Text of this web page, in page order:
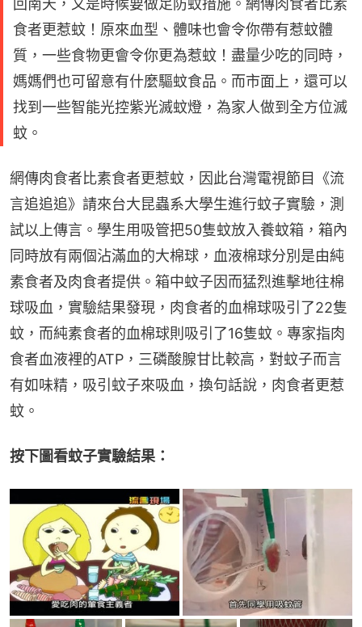
食者更惹蚊！原來血型、體味也會令你帶有惹蚊體
質，一些食物更會令你更為惹蚊！盡量少吃的同時，
媽媽們也可留意有什麼驅蚊食品。而市面上，還可以
找到一些智能光控紫光滅蚊燈，為家人做到全方位滅
蚊。
網傳肉食者比素食者更惹蚊，因此台灣電視節目《流
言追追追》請來台大昆蟲系大學生進行蚊子實驗，測
試以上傳言。學生用吸管把50隻蚊放入養蚊箱，箱內
同時放有兩個沾滿血的大棉球，血液棉球分別是由純
素食者及肉食者提供。箱中蚊子因而猛烈進擊地往棉
球吸血，實驗結果發現，肉食者的血棉球吸引了22隻
蚊，而純素食者的血棉球則吸引了16隻蚊。專家指肉
食者血液裡的ATP，三磷酸腺甘比較高，對蚊子而言
有如味精，吸引蚊子來吸血，換句話說，肉食者更惹
蚊。
按下圖看蚊子實驗結果：